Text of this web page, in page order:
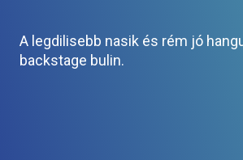
A legdilisebb nasik és rém jó
backstage bulin.